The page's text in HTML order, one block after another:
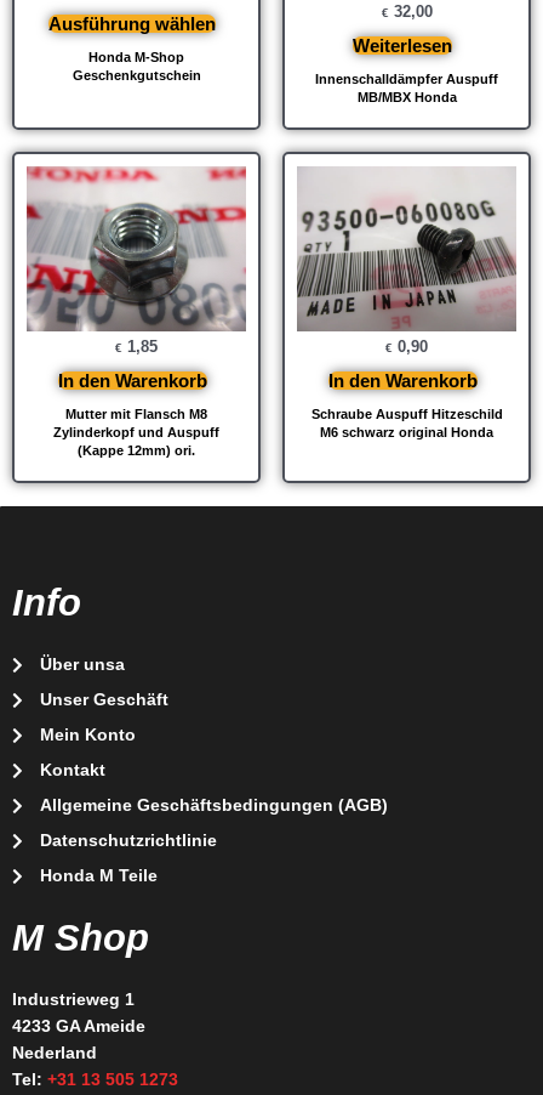
Honda M-Shop
Geschenkgutschein
Ausführung wählen
Innenschalldämpfer Auspuff
MB/MBX Honda
€ 32,00
Weiterlesen
Mutter mit Flansch M8
Zylinderkopf und Auspuff
(Kappe 12mm) ori.
€ 1,85
In den Warenkorb
Schraube Auspuff Hitzeschild
M6 schwarz original Honda
€ 0,90
In den Warenkorb
Info
Über unsa
Unser Geschäft
Mein Konto
Kontakt
Allgemeine Geschäftsbedingungen (AGB)
Datenschutzrichtlinie
Honda M Teile
M Shop
Industrieweg 1
4233 GA Ameide
Nederland
Tel: +31 13 505 1273